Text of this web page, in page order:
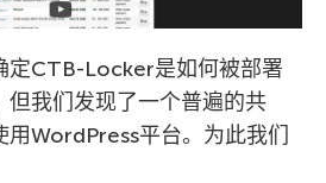
定CTB-Locker是如何被部署
但我们发现了一个普遍的共
用WordPress平台。为此我们